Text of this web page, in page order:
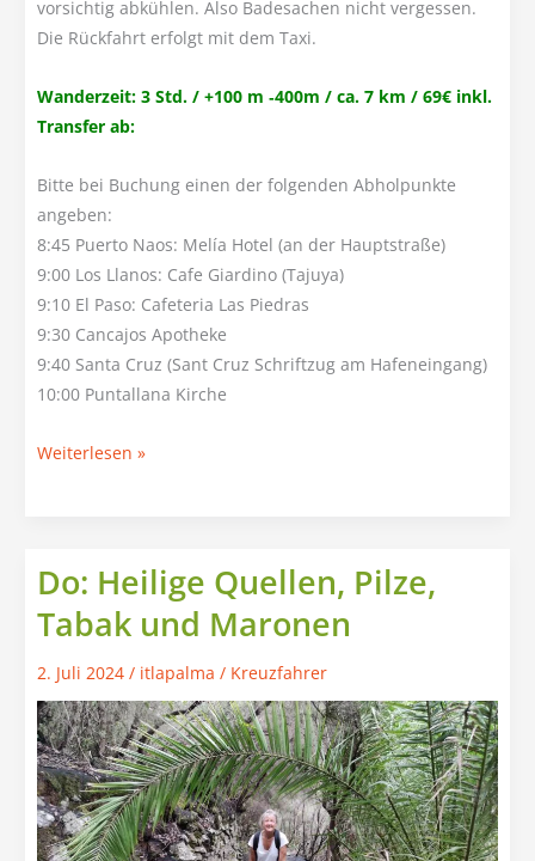
vorsichtig abkühlen. Also Badesachen nicht vergessen.
Die Rückfahrt erfolgt mit dem Taxi.
Wanderzeit: 3 Std. / +100 m ‑400m / ca. 7 km / 69€ inkl.
Transfer ab:
Bitte bei Buchung einen der folgenden Abholpunkte
angeben:
8:45 Puerto Naos: Melía Hotel (an der Hauptstraße)
9:00 Los Llanos: Cafe Giardino (Tajuya)
9:10 El Paso: Cafeteria Las Piedras
9:30 Cancajos Apotheke
9:40 Santa Cruz (Sant Cruz Schriftzug am Hafeneingang)
10:00 Puntallana Kirche
Di:
Strand
Weiterlesen »
Do: Heilige Quellen, Pilze,
Tabak und Maronen
2. Juli 2024/ itlapalma/ Kreuzfahrer